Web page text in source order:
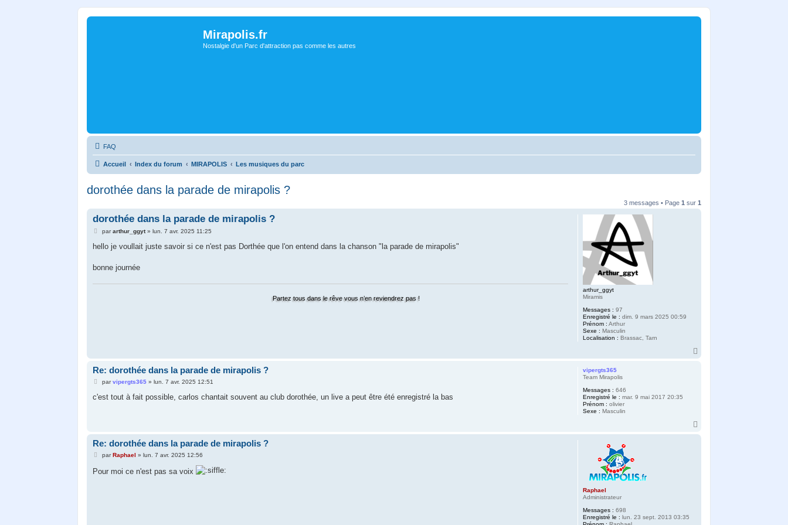
Mirapolis.fr
Nostalgie d'un Parc d'attraction pas comme les autres
FAQ
Accueil Index du forum MIRAPOLIS Les musiques du parc
dorothée dans la parade de mirapolis ?
3 messages • Page 1 sur 1
arthur_ggyt
Miramis
Messages : 97
Enregistré le : dim. 9 mars 2025 00:59
Prénom : Arthur
Sexe : Masculin
Localisation : Brassac, Tarn
dorothée dans la parade de mirapolis ?
M
s
g
pararthur_ggyt» lun. 7 avr. 2025 11:25
hello je voullait juste savoir si ce n'est pas Dorthée que l'on entend dans la chanson "la parade de mirapolis"
bonne journée
Partez tous dans le rêve vous n’en reviendrez pas !
vipergts365
Team Mirapolis
Messages : 646
Enregistré le : mar. 9 mai 2017 20:35
Prénom : olivier
Sexe : Masculin
Re: dorothée dans la parade de mirapolis ?
M
s
parvipergts365» lun. 7 avr. 2025 12:51
c'est tout à fait possible, carlos chantait souvent au club dorothée, un live a peut être été enregistré la bas
Raphael
Administrateur
Messages : 698
Enregistré le : lun. 23 sept. 2013 03:35
Re: dorothée dans la parade de mirapolis ?
M
s
parRaphael » lun. 7 avr. 2025 12:56
Pour moi ce n'est pas sa voix